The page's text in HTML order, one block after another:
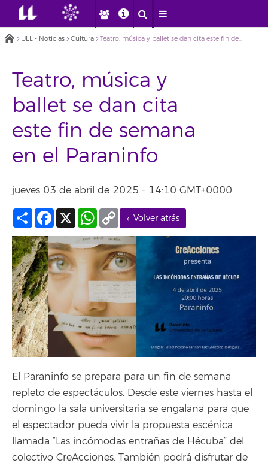
ULL - Noticias Cultura Teatro, música y ballet se dan cita este fin de semana en el Paraninfo
Teatro, música y
ballet se dan cita
este fin de semana
en el Paraninfo
jueves 03 de abril de 2025 - 14:10 GMT+0000
← Volver atrás
Compartir
Facebook
X WhatsApp
Copy
Link
El Paraninfo se prepara para un fin de semana
repleto de espectáculos. Desde este viernes hasta el
domingo la sala universitaria se engalana para que
el espectador pueda vivir la propuesta escénica
llamada “Las incómodas entrañas de Hécuba” del
colectivo CreAcciones. También podrá disfrutar de